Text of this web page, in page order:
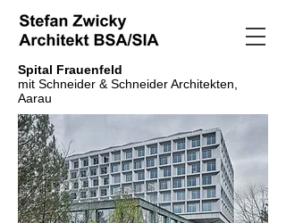
Spital Frauenfeld
mit Schneider & Schneider Architekten,
Aarau